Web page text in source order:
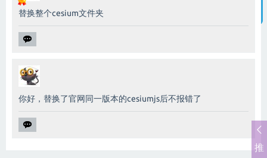
替换整个cesium文件夹
你好，替换了官网同一版本的cesiumjs后不报错了